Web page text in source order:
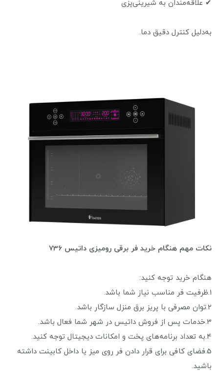
✔ علاقه‌مندان به شیرینی‌پزی
به‌دلیل کنترل دقیق دما.
نکات مهم هنگام خرید فر برقی رومیزی داتیس 736
هنگام خرید توجه کنید:
1.ظرفیت فر مناسب نیاز شما باشد.
2.توان مصرفی با پریز برق منزل سازگار باشد.
3.خدمات پس از فروش داتیس در شهر شما فعال باشد.
4.به تعداد برنامه‌های پخت و امکانات دیجیتال توجه کنید.
5.فضای کافی برای قرار دادن فر روی میز یا داخل کابینت داشته
باشید.